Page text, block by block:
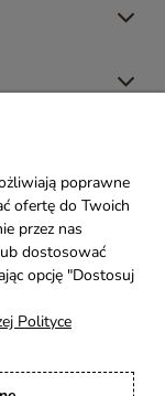
poprawne
ofertę do Twoich
przez nas
dostosować
opcję "Dostosuj
Polityce